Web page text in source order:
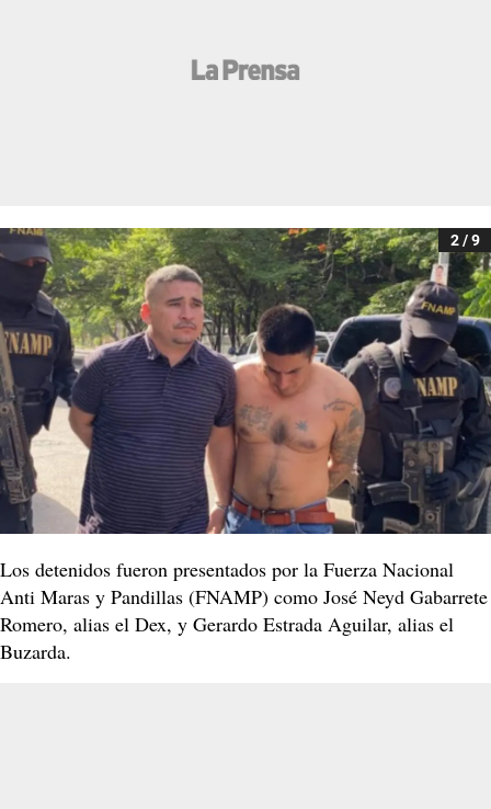
2 / 9
Los detenidos fueron presentados por la Fuerza Nacional
Anti Maras y Pandillas (FNAMP) como José Neyd Gabarrete
Romero, alias el Dex, y Gerardo Estrada Aguilar, alias el
Buzarda.